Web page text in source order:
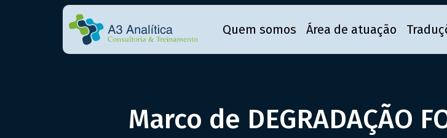
Quem somos Área de atuação
Marco de DEGRADAÇÃO